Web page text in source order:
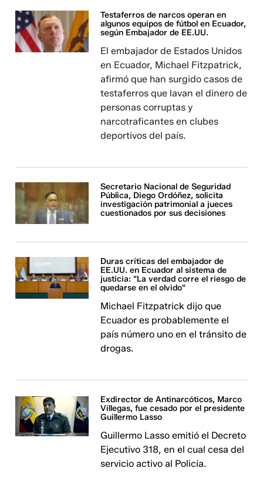
Testaferros de narcos operan en
algunos equipos de fútbol en Ecuador,
según Embajador de EE.UU.
El embajador de Estados Unidos
en Ecuador, Michael Fitzpatrick,
afirmó que han surgido casos de
testaferros que lavan el dinero de
personas corruptas y
narcotraficantes en clubes
deportivos del país.
Secretario Nacional de Seguridad
Pública, Diego Ordóñez, solicita
investigación patrimonial a jueces
cuestionados por sus decisiones
Duras críticas del embajador de
EE.UU. en Ecuador al sistema de
justicia: "La verdad corre el riesgo de
quedarse en el olvido"
Michael Fitzpatrick dijo que
Ecuador es probablemente el
país número uno en el tránsito de
drogas.
Exdirector de Antinarcóticos, Marco
Villegas, fue cesado por el presidente
Guillermo Lasso
Guillermo Lasso emitió el Decreto
Ejecutivo 318, en el cual cesa del
servicio activo al Policía.